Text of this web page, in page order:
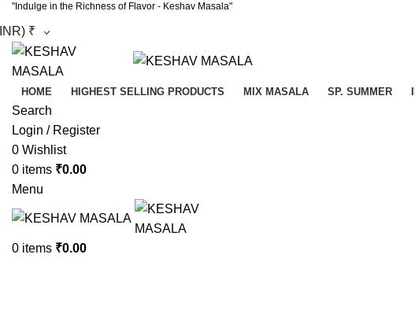
"Indulge in the Richness of Flavor - Keshav Masala"
₹
HOME HIGHEST SELLING PRODUCTS MIX MASALA SP. SUMMER
Search
Login / Register
0 Wishlist
0 items ₹0.00
Menu
0 items ₹0.00